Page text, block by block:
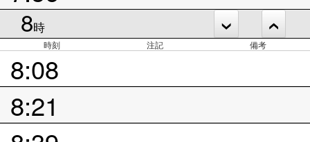
8時
時刻 注記 備考
8:08
8:21